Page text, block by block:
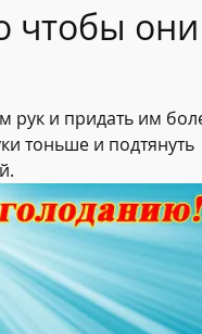
чтобы они
рук и придать им
тоньше и подтянуть